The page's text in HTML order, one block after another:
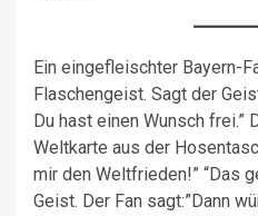
Ein eingefleischter Bayern-
Flaschengeist. Sagt der
Du hast einen Wunsch frei.”
Weltkarte aus der
mir den Weltfrieden!” “Das
Geist. Der Fan sagt:”Dann